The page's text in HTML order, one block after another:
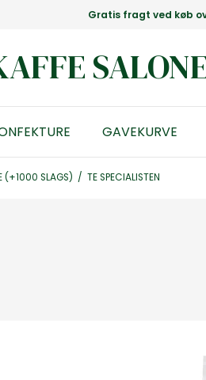
Gratis fragt ved køb
GAVEKURVE
(+1000 SLAGS) / TE SPECIALISTEN